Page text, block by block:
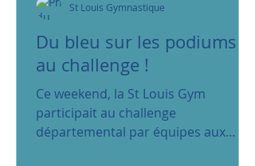
Du bleu sur les podiums
au challenge !
Ce weekend, la St Louis Gym
participait au challenge
départemental par équipes aux
St Louis Gymnastique